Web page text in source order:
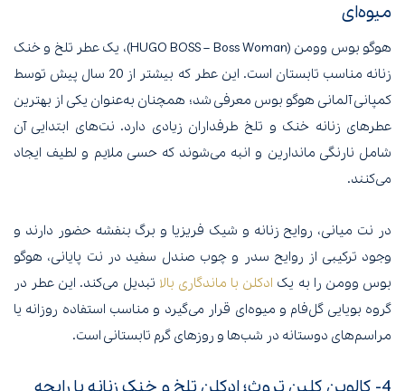
میوه‌ای
هوگو بوس وومن (HUGO BOSS – Boss Woman)، یک عطر تلخ و خنک
زنانه مناسب تابستان است. این عطر که بیشتر از 20 سال پیش توسط
کمپانی آلمانی هوگو بوس معرفی شد؛ همچنان به‌عنوان یکی از بهترین
عطرهای زنانه خنک و تلخ طرفداران زیادی دارد. نت‌های ابتدایی آن
شامل نارنگی ماندارین و انبه می‌شوند که حسی ملایم و لطیف ایجاد
می‌کنند.
در نت میانی، روایح زنانه و شیک فریزیا و برگ بنفشه حضور دارند و
وجود ترکیبی از روایح سدر و چوب صندل سفید در نت پایانی، هوگو
بوس وومن را به یک ادکلن با ماندگاری بالا تبدیل می‌کند. این عطر در
گروه بویایی گل‌فام و میوه‌ای قرار می‌گیرد و مناسب استفاده روزانه یا
مراسم‌های دوستانه در شب‌ها و روزهای گرم تابستانی است.